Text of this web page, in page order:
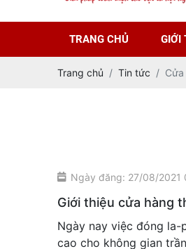
TRANG CHỦ GIỚI
Trang chủ Tin tức
Ngày đăng: 27/08/2021
Giới thiệu cửa hàng
Ngày nay việc đóng
cao cho không gian